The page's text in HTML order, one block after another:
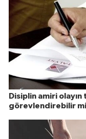
Disiplin amiri olayın
görevlendirebilir